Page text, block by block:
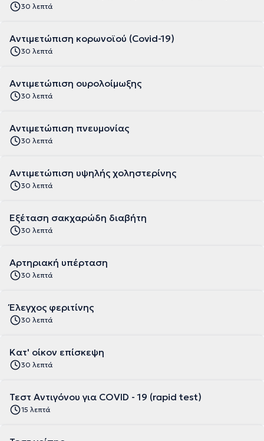
30 λεπτά
Αντιμετώπιση κορωνοϊού (Covid-19)
30 λεπτά
Αντιμετώπιση ουρολοίμωξης
30 λεπτά
Αντιμετώπιση πνευμονίας
30 λεπτά
Αντιμετώπιση υψηλής χοληστερίνης
30 λεπτά
Εξέταση σακχαρώδη διαβήτη
30 λεπτά
Αρτηριακή υπέρταση
30 λεπτά
Έλεγχος φεριτίνης
30 λεπτά
Κατ' οίκον επίσκεψη
30 λεπτά
Τεστ Αντιγόνου για COVID - 19 (rapid test)
15 λεπτά